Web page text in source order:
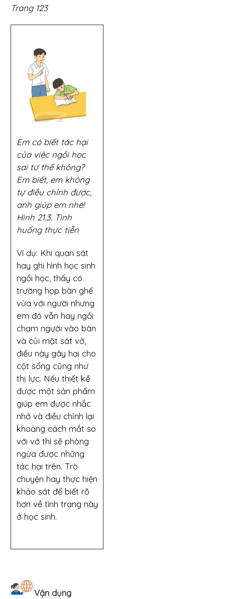
Trang 123
Em có biết tác hại
của việc ngồi học
sai tư thế không?
Em biết, em không
tự điều chỉnh được,
anh giúp em nhé!
Hình 21.3. Tình
huống thực tiễn
Ví dụ: Khi quan sát
hay ghi hình học sinh
ngồi học, thấy có
trường họp bàn ghế
vừa với người nhưng
em đó vẫn hay ngồi
chạm người vào bàn
và củi mặt sát vở,
điều này gây hại cho
cột sống cũng như
thị lực. Nếu thiết kế
được một sản phẩm
giúp em được nhắc
nhở và điều chỉnh lại
khoảng cách mắt so
với vở thì sẽ phòng
ngừa được những
tác hại trên. Trò
chuyện hay thực hiện
khảo sát để biết rõ
hơn về tình trạng này
ở học sinh.
Vận dụng